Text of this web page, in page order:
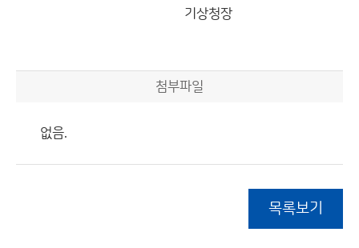
기상청장
첨부파일
없음.
목록보기